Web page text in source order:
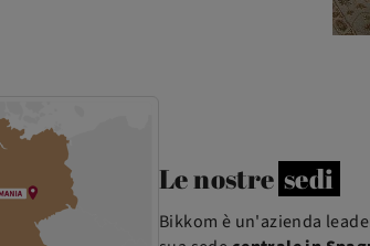
Le nostre sedi
Bikkom è un'azienda